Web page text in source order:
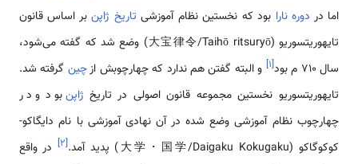
اما در دوره نارا بود که نخستین نظام آموزشی تاریخ ژاپنبر اساس قانون
تایهوریتسوریو (大宝律令/Taihō ritsuryō) وضع شد که گفته می‌شود،
سال 710 م بود
[۱] و البته گفتن هم ندارد که چهارچوبش ازچین گرفته شد.
تایهوریتسوریو نخستین مجموعه قانون اصولی در تاریخ ژاپنبود و در
چهارچوب نظام آموزشی وضع شده در آن نهادی آموزشی با نام دایگاکو-
کوکوگاکو (大学・国学/Daigaku Kokugaku) پدید آمد.
[۲] در واقع